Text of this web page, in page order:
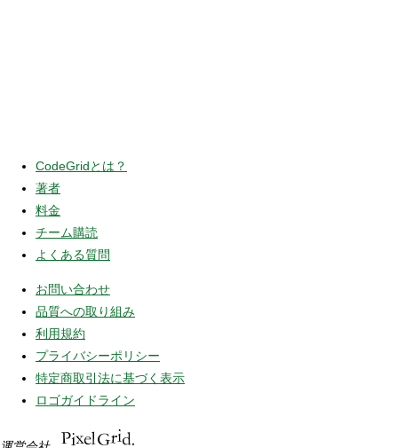
CodeGridとは？
著者
料金
チーム購読
よくある質問
お問い合わせ
品質への取り組み
利用規約
プライバシーポリシー
特定商取引法に基づく表示
ロゴガイドライン